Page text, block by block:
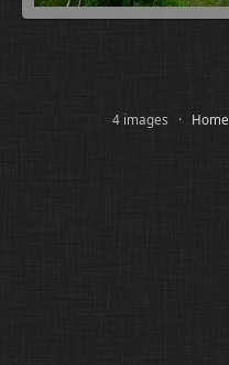
4 images · Home